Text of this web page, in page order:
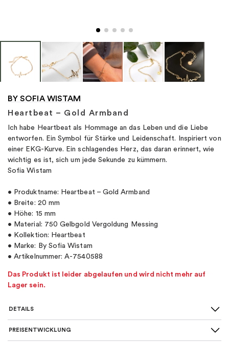
BY SOFIA WISTAM
Heartbeat – Gold Armband
Ich habe Heartbeat als Hommage an das Leben und die Liebe
entworfen. Ein Symbol für Stärke und Leidenschaft. Inspiriert von
einer EKG-Kurve. Ein schlagendes Herz, das daran erinnert, wie
wichtig es ist, sich um jede Sekunde zu kümmern.
Sofia Wistam
• Produktname: Heartbeat – Gold Armband
• Breite: 20 mm
• Höhe: 15 mm
• Material: 750 Gelbgold Vergoldung Messing
• Kollektion: Heartbeat
• Marke: By Sofia Wistam
• Artikelnummer: A-7540588
Das Produkt ist leider abgelaufen und wird nicht mehr auf
Lager sein.
DETAILS
SKU
PREISENTWICKLUNG